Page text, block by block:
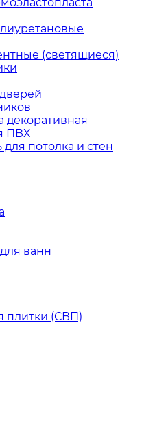
(светящиеся)
ПВХ
потолка и стен
ванн
плитки (СВП)